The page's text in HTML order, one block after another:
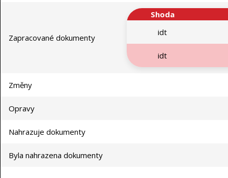
Zapracované dokumenty
Shoda
idt
idt
Změny
Opravy
Nahrazuje dokumenty
Byla nahrazena dokumenty